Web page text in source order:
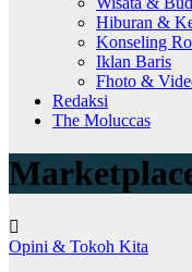
Hiburan &
Konseling
Iklan Baris
Fhoto &
Redaksi
The Moluccas
Opini & Tokoh Kita